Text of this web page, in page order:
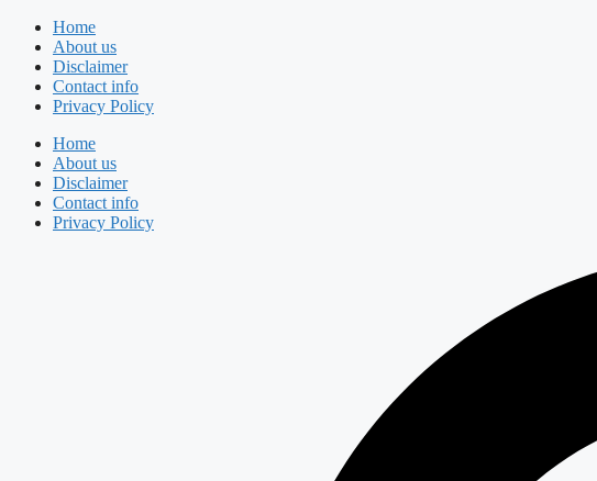
Skip
content
Home
About us
Disclaimer
Contact info
Privacy Policy
Home
About us
Disclaimer
Contact info
Privacy Policy